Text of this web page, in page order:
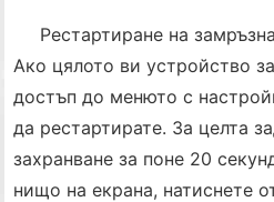
Рестартиране на
Ако цялото ви устройство
достъп до менюто с
да рестартирате. За целта
захранване за поне 20
нищо на екрана, натиснете